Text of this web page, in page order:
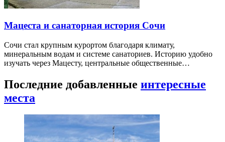
Мацеста и санаторная история Сочи
Сочи стал крупным курортом благодаря климату,
минеральным водам и системе санаториев. Историю удобно
изучать через Мацесту, центральные общественные…
Последние добавленные интересные
места